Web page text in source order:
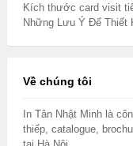
Kích thước card visit
Những Lưu Ý Để Thiết
Về chúng tôi
In Tân Nhật Minh là
thiếp, catalogue,